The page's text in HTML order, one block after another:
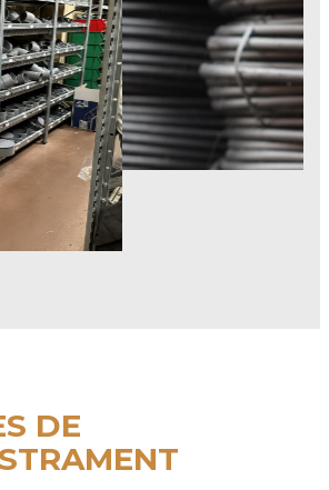
Insecticides i fungicides.
carències.
i eines per al camp.